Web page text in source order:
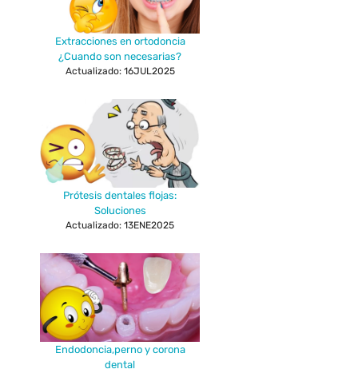
Extracciones en ortodoncia
¿Cuando son necesarias?
Actualizado: 16JUL2025
Prótesis dentales flojas:
Soluciones
Actualizado: 13ENE2025
Endodoncia,perno y corona
dental